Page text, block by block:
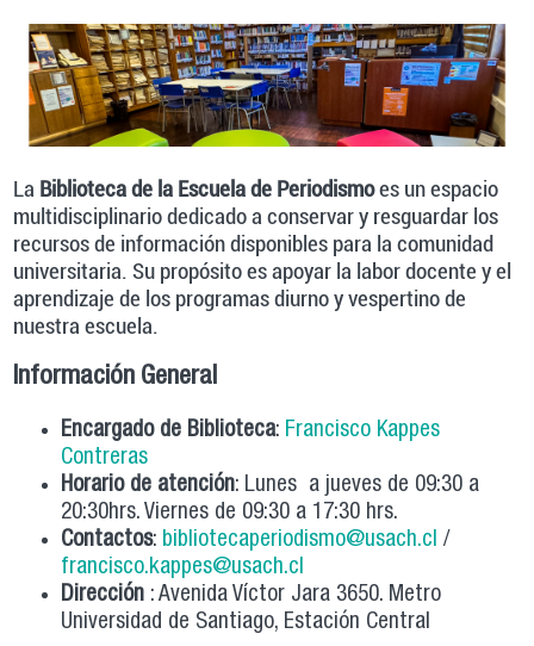
La Biblioteca de la Escuela de Periodismoes un espacio
multidisciplinario dedicado a conservar y resguardar los
recursos de información disponibles para la comunidad
universitaria. Su propósito es apoyar la labor docente y el
aprendizaje de los programas diurno y vespertino de
nuestra escuela.
Información General
Encargado de Biblioteca: Francisco Kappes
Contreras
Horario de atención: Lunes a jueves de 09:30 a
20:30hrs. Viernes de 09:30 a 17:30 hrs.
Contactos: bibliotecaperiodismo@usach.cl /
francisco.kappes@usach.cl
Dirección : Avenida Víctor Jara 3650. Metro
Universidad de Santiago, Estación Central